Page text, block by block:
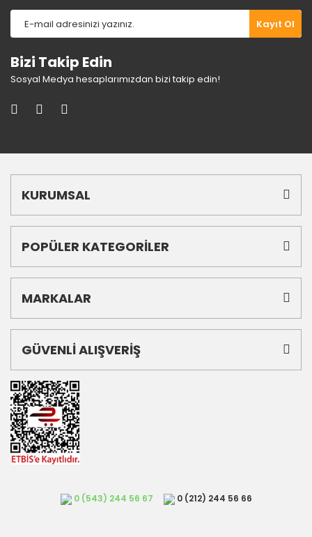
Kayıt Ol
Bizi Takip Edin
Sosyal Medya hesaplarımızdan bizi takip edin!
KURUMSAL
POPÜLER KATEGORİLER
MARKALAR
GÜVENLİ ALIŞVERİŞ
0 (543) 244 56 67 0 (212) 244 56 66